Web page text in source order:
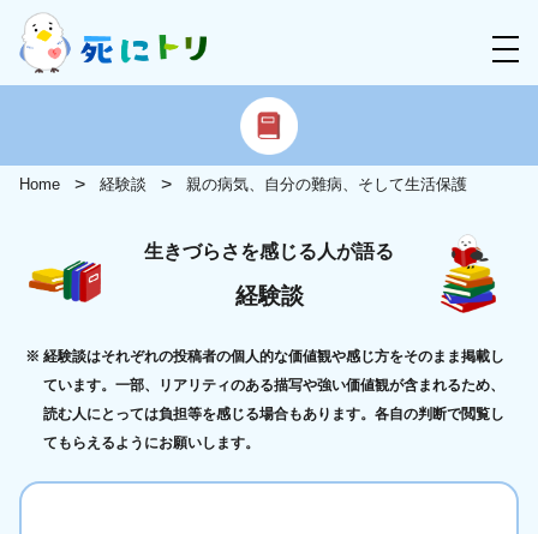
Home 経験談 親の病気、自分の難病、そして生活保護
生きづらさを感じる人が語る
経験談
経験談はそれぞれの投稿者の個人的な価値観や感じ方をそのまま掲載し
ています。一部、リアリティのある描写や強い価値観が含まれるため、
読む人にとっては負担等を感じる場合もあります。各自の判断で閲覧し
てもらえるようにお願いします。